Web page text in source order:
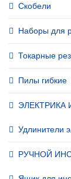
Скобели
Наборы для
Токарные
Пилы гибкие
ЭЛЕКТРИКА
Удлинители
РУЧНОЙ